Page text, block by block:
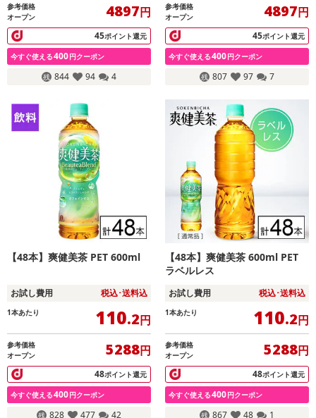
参考価格
オープン
4897円
45ポイント還元
今すぐ使える400円クーポン
844 94 4
参考価格
オープン
4897円
45ポイント還元
今すぐ使える400円クーポン
807 97 7
【48本】爽健美茶 PET 600ml
お試し費用 税込･送料込
1本あたり 110.2円
参考価格
オープン
5288円
48ポイント還元
今すぐ使える400円クーポン
828 477 42
【48本】爽健美茶 600ml PET
ラベルレス
お試し費用 税込･送料込
1本あたり 110.2円
参考価格
オープン
5288円
48ポイント還元
今すぐ使える400円クーポン
867 48 1